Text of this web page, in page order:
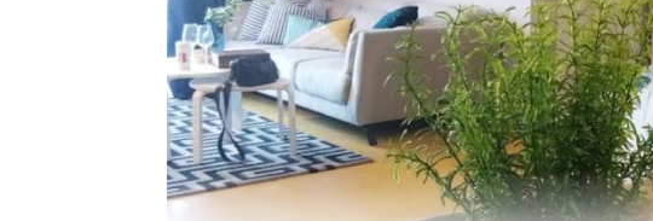
Impiana
Lahar Dekor
Sembang Dekor
Sembang Laman
Tip Impiana
Tip Laman